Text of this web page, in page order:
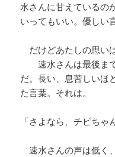
水さんに甘えているの
いってもいい。優しい
だけどあたしの思い
速水さんは最後まで
だ。長い、息苦しいほ
た言葉。それは。
「さよなら、チビちゃ
速水さんの声は低く